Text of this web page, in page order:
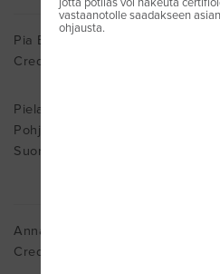
Pia Eskelinen
Cred. MDT
Pielavesi
Pohjois-Savo 72430
Suomi
Anna-Maaret Etula
Cred. MDT
vastaanotolle saadakseen
ohjausta.